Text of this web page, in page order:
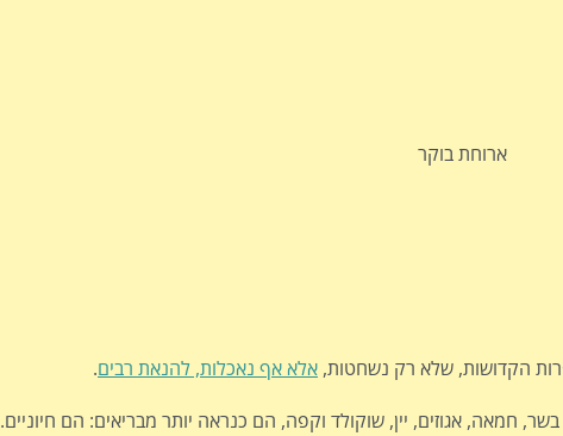
ארוחת בוקר
הקדושות, שלא רק נשחטות, אלא אף נאכלות, להנאת רבים.
חמאה, אגוזים, יין, שוקולד וקפה, הם כנראה יותר מבריאים: הם חיוניים.